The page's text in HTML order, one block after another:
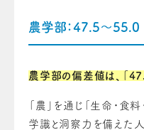
農学部：47.5～55.0
農学部の偏差値は、「
「農」を通じ「生命・食
学識と洞察力を備えた人